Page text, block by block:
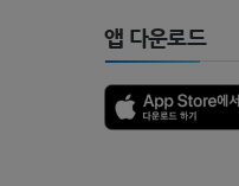
앱 다운로드